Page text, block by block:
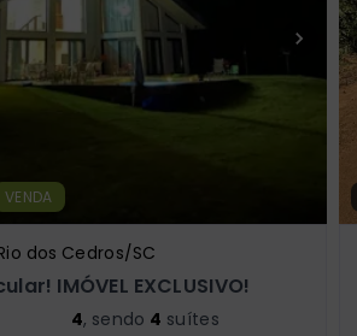
VENDA
dos Cedros/SC
IMÓVEL EXCLUSIVO!
4, sendo 4 suítes